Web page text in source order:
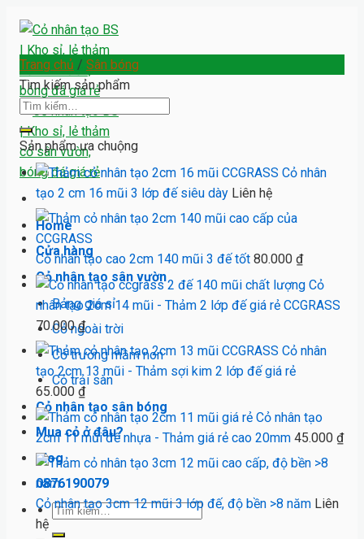
Skip
to
content
Home
Cửa hàng
Cỏ nhân tạo sân vườn
Bảng giá sỉ
Cỏ ngoài trời
Cỏ trường mầm non
Cỏ trải sàn
Cỏ nhân tạo sân bóng
Mua cỏ ở đâu?
Blog
0876190079
Tìm
kiếm:
Trang chủ / Sân bóng
Tìm kiếm sản phẩm
Tìm
kiếm:
Sản phẩm ưa chuộng
Cỏ nhân
tạo 2 cm 16 mũi 3 lớp đế siêu dày Liên hệ
Cỏ nhân tạo cao 2cm 140 mũi 3 đế tốt 80.000 ₫
Cỏ
nhân tạo 2cm 14 mũi - Thảm 2 lớp đế giá rẻ CCGRASS
70.000₫
Cỏ nhân
tạo 2cm 13 mũi - Thảm sợi kim 2 lớp đế giá rẻ
65.000 ₫
Cỏ nhân tạo
2cm 11 mũi đế nhựa - Thảm giá rẻ cao 20mm 45.000 ₫
Cỏ nhân tạo 3cm 12 mũi 3 lớp đế, độ bền >8 năm Liên
hệ